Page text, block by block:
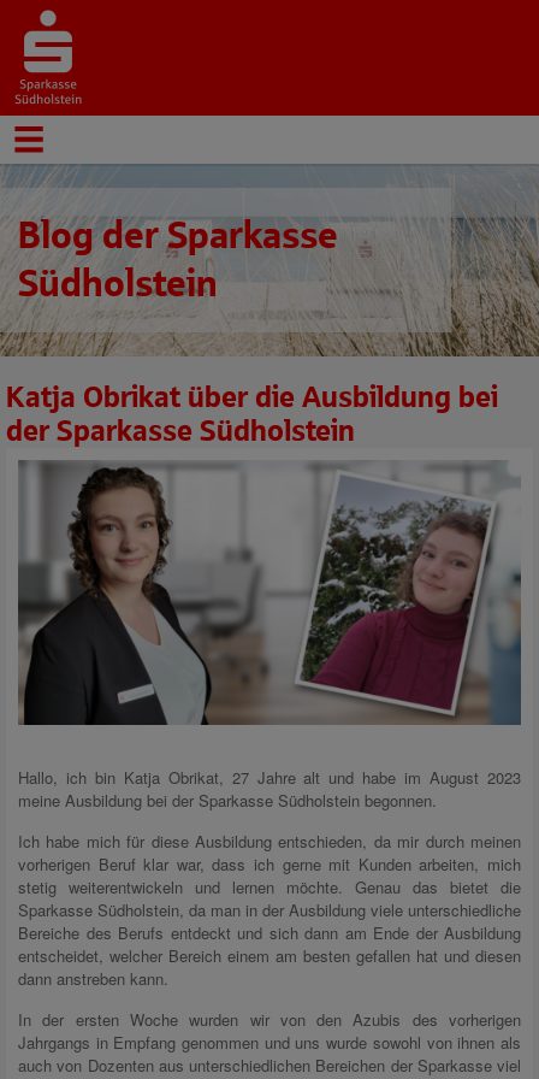
Blog der Sparkasse
Südholstein
Katja Obrikat über die Ausbildung bei
der Sparkasse Südholstein
Hallo, ich bin Katja Obrikat, 27 Jahre alt und habe im August 2023
meine Ausbildung bei der Sparkasse Südholstein begonnen.
Ich habe mich für diese Ausbildung entschieden, da mir durch meinen
vorherigen Beruf klar war, dass ich gerne mit Kunden arbeiten, mich
stetig weiterentwickeln und lernen möchte. Genau das bietet die
Sparkasse Südholstein, da man in der Ausbildung viele unterschiedliche
Bereiche des Berufs entdeckt und sich dann am Ende der Ausbildung
entscheidet, welcher Bereich einem am besten gefallen hat und diesen
dann anstreben kann.
In der ersten Woche wurden wir von den Azubis des vorherigen
Jahrgangs in Empfang genommen und uns wurde sowohl von ihnen als
auch von Dozenten aus unterschiedlichen Bereichen der Sparkasse viel